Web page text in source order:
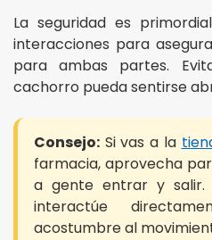
La seguridad es
interacciones para
para ambas partes.
cachorro pueda sentirse
Consejo: Si vas a la
farmacia, aprovecha
a gente entrar y salir.
interactúe
acostumbre al